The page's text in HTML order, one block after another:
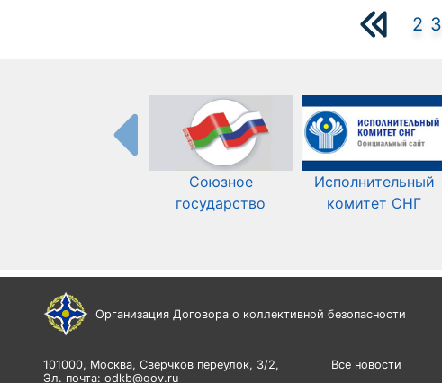
2 3
Союзное
государство
Исполнительный
комитет СНГ
Организация Договора о коллективной безопасности
101000, Москва, Сверчков переулок, 3/2,
Эл. почта: odkb@gov.ru
Все новости